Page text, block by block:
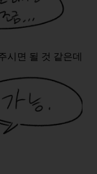
시면 될 것 같은데